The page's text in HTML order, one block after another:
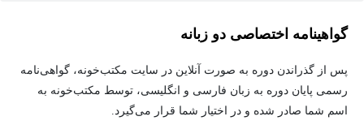
گواهینامه اختصاصی دو زبانه
پس از گذراندن دوره به صورت آنلاین در سایت مکتب‌خونه، گواهی‌نامه
رسمی پایان دوره به زبان فارسی و انگلیسی، توسط مکتب‌خونه به
اسم شما صادر شده و در اختیار شما قرار می‌گیرد.